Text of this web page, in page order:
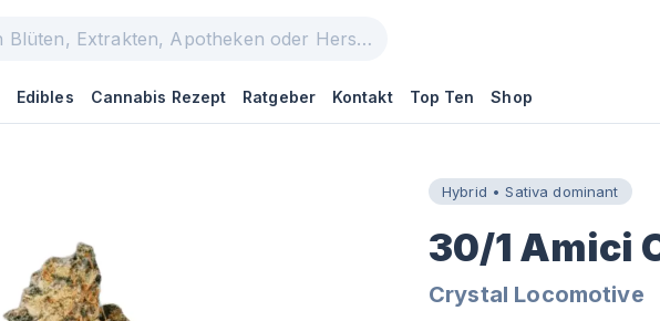
Edibles Cannabis Rezept Ratgeber Kontakt Top Ten Shop
Hybrid • Sativa dominant
30/1 Amici
Crystal Locomotive